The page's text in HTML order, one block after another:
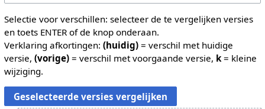
Selectie voor verschillen: selecteer de te vergelijken versies
en toets ENTER of de knop onderaan.
Verklaring afkortingen: (huidig)= verschil met huidige
versie, (vorige)= verschil met voorgaande versie, k= kleine
wijziging.